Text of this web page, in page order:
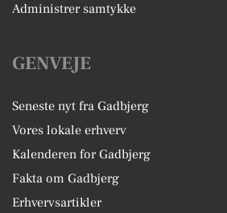
Administrer samtykke
GENVEJE
Seneste nyt fra Gadbjerg
Vores lokale erhverv
Kalenderen for Gadbjerg
Fakta om Gadbjerg
Erhvervsartikler